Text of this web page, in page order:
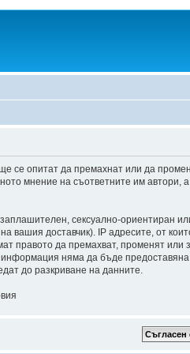
се опитат да премахнат или да
мнение на съответните им
сексуално-ориентиран
вашия доставчик). IP адресите, от
да премахват, променят или
няма да бъде
до разкриване на данните.